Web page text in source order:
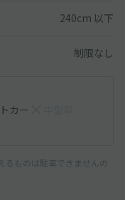
240cm 以下
制限なし
カー
ものは駐車できませんの